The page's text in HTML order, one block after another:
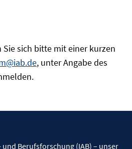
Sie sich bitte mit einer kurzen
, unter Angabe des
Berufsforschung (IAB) – unser